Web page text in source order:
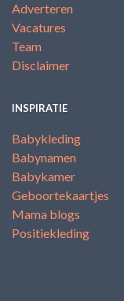
Adverteren
Vacatures
Team
Disclaimer
INSPIRATIE
Babykleding
Babynamen
Babykamer
Geboortekaartjes
Mama blogs
Positiekleding